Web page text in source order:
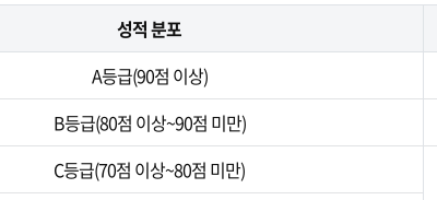
성적 분포
A등급(90점 이상)
B등급(80점 이상~90점 미만)
C등급(70점 이상~80점 미만)